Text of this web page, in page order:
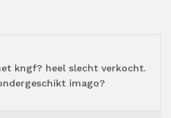
kngf? heel slecht verkocht.
imago?